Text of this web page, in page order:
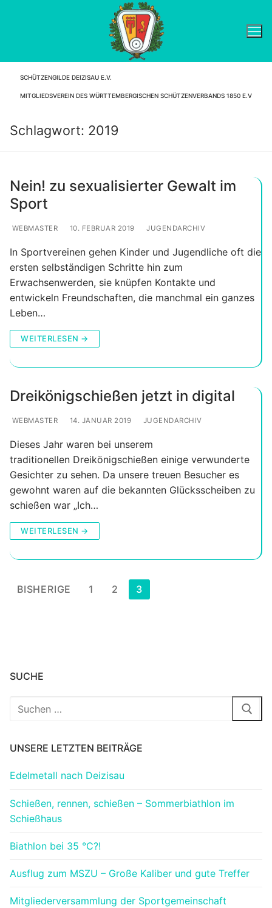
SCHÜTZENGILDE DEIZISAU E.V.
MITGLIEDSVEREIN DES WÜRTTEMBERGISCHEN SCHÜTZENVERBANDS 1850 E.V
Schlagwort: 2019
Nein! zu sexualisierter Gewalt im
Sport
WEBMASTER 10. FEBRUAR 2019 JUGENDARCHIV
In Sportvereinen gehen Kinder und Jugendliche oft die
ersten selbständigen Schritte hin zum
Erwachsenwerden, sie knüpfen Kontakte und
entwickeln Freundschaften, die manchmal ein ganzes
Leben…
WEITERLESEN →
Dreikönigschießen jetzt in digital
WEBMASTER 14. JANUAR 2019 JUGENDARCHIV
Dieses Jahr waren bei unserem
traditionellen Dreikönigschießen einige verwunderte
Gesichter zu sehen. Da unsere treuen Besucher es
gewohnt waren auf die bekannten Glücksscheiben zu
schießen war „Ich…
WEITERLESEN →
Seitennummerierung
BISHERIGE 1 2 3
SUCHE
Suchen
UNSERE LETZTEN BEITRÄGE
Edelmetall nach Deizisau
Schießen, rennen, schießen – Sommerbiathlon im
Schießhaus
Biathlon bei 35 °C?!
Ausflug zum MSZU – Große Kaliber und gute Treffer
Mitgliederversammlung der Sportgemeinschaft